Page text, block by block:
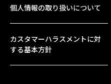
個人情報の取り扱いについて
カスタマーハラスメントに対
する基本方針